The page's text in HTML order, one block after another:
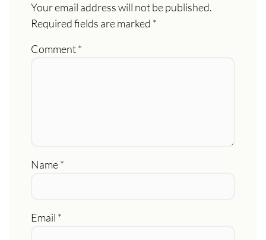
Your email address will not be published.
Required fields are marked *
Comment*
Name*
Email *